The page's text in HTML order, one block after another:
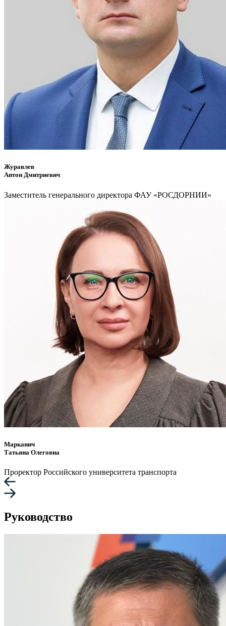
Журавлев
Антон Дмитриевич
Заместитель генерального директора ФАУ «РОСДОРНИИ»
Марканич
Татьяна Олеговна
Проректор Российского университета транспорта
Руководство